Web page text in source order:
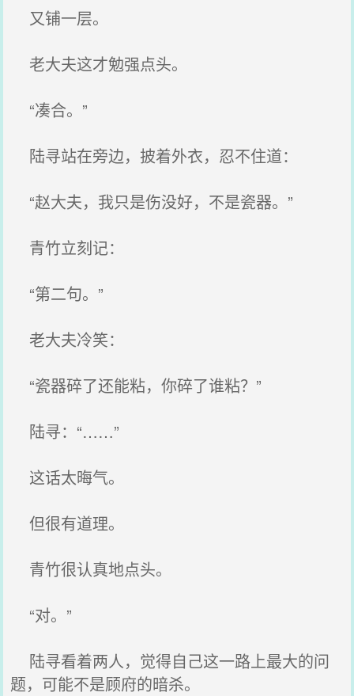
又铺一层。
老大夫这才勉强点头。
“凑合。”
陆寻站在旁边，披着外衣，忍不住道：
“赵大夫，我只是伤没好，不是瓷器。”
青竹立刻记：
“第二句。”
老大夫冷笑：
“瓷器碎了还能粘，你碎了谁粘？”
陆寻：“……”
这话太晦气。
但很有道理。
青竹很认真地点头。
“对。”
陆寻看着两人，觉得自己这一路上最大的问
题，可能不是顾府的暗杀。